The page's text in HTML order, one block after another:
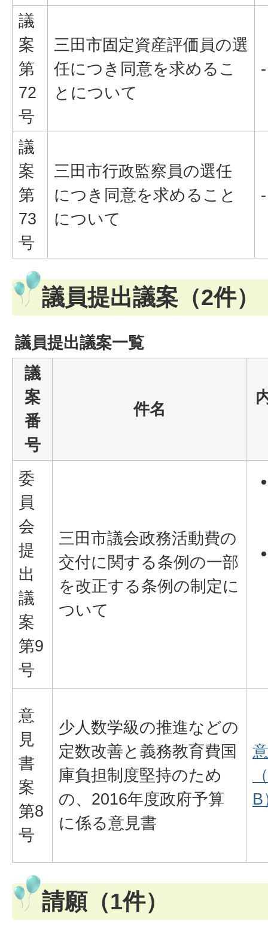
議
案
第
72
号
三田市固定資産評価員の選
任につき同意を求めるこ
とについて
-
議
案
第
73
号
三田市行政監察員の選任
につき同意を求めること
について
-
議員提出議案（2件）
議員提出議案一覧
議
案
番
号
件名
委
員
会
提
出
議
案
第9
号
三田市議会政務活動費の
交付に関する条例の一部
を改正する条例の制定に
ついて
意
見
書
案
第8
号
少人数学級の推進などの
定数改善と義務教育費国
庫負担制度堅持のため
の、2016年度政府予算
に係る意見書
B
請願（1件）